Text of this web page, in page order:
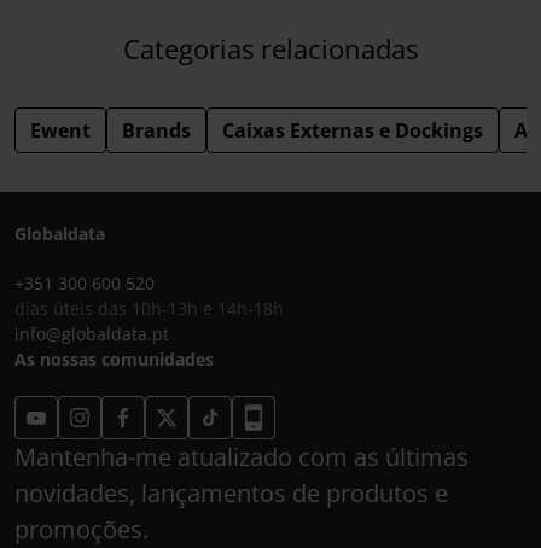
Categorias relacionadas
Ewent Brands Caixas Externas e Dockings
Globaldata
+351 300 600 520
dias úteis das 10h-13h e 14h-18h
info@globaldata.pt
As nossas comunidades
Mantenha-me atualizado com as últimas
novidades, lançamentos de produtos e
promoções.